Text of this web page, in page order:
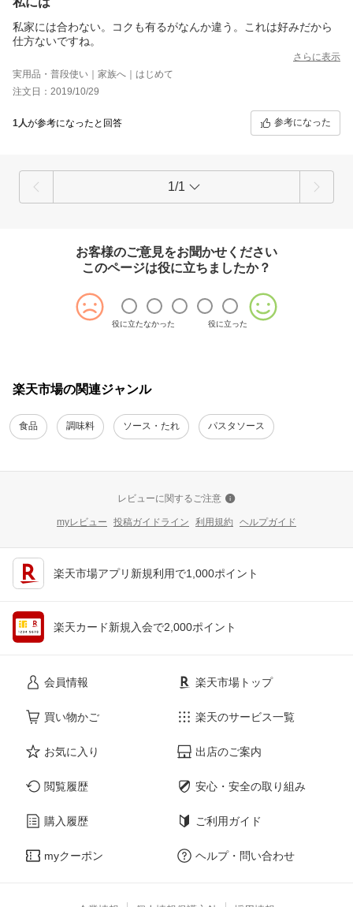
私家には合わない。コクも有るがなんか違う。これは好みだから
仕方ないですね。
さらに表示
実用品・普段使い｜家族へ｜はじめて
注文日：2019/10/29
1人が参考になったと回答 参考になった
1/1
お客様のご意見をお聞かせください
このページは役に立ちましたか？
役に立たなかった 役に立った
楽天市場の関連ジャンル
食品 調味料 ソース・たれ パスタソース
レビューに関するご注意
myレビュー 投稿ガイドライン 利用規約 ヘルプガイド
楽天市場アプリ新規利用で1,000ポイント
楽天カード新規入会で2,000ポイント
会員情報
買い物かご
お気に入り
閲覧履歴
購入履歴
myクーポン
楽天市場トップ
楽天のサービス一覧
出店のご案内
安心・安全の取り組み
ご利用ガイド
ヘルプ・問い合わせ